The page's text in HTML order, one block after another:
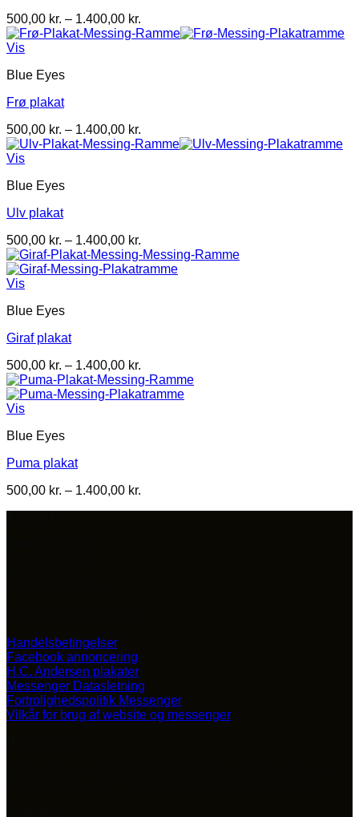
500,00 kr. – 1.400,00 kr.
500,00 kr.
Vis
Blue Eyes
Frø plakat
500,00 kr. – 1.400,00 kr.
500,00 kr.
Vis
Blue Eyes
Ulv plakat
500,00 kr. – 1.400,00 kr.
500,00 kr.
til
Vis
Blue Eyes
Giraf plakat
500,00 kr. – 1.400,00 kr.
500,00 kr.
til
Vis
Blue Eyes
Puma plakat
500,00 kr. – 1.400,00 kr.
Handelsbetingelser
Facebook annoncering
H.C. Andersen plakater
Messenger Datasletning
Fortrolighedspolitik Messenger
Vilkår for brug af website og messenger